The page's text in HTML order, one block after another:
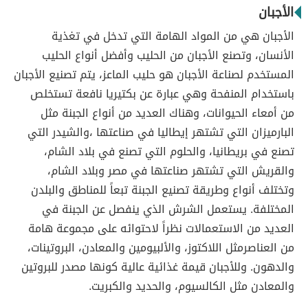
الأجبان
الأجبان هي من المواد الهامة التي تدخل في تغذية
الأنسان، وتصنع الأجبان من الحليب وأفضل أنواع الحليب
المستخدم لصناعة الأجبان هو حليب الماعز، يتم تصنيع الأجبان
باستخدام المنفحة وهي عبارة عن بكتيريا نافعة تستخلص
من أمعاء الحيوانات، وهناك العديد من أنواع الجبنة مثل
البارميزان التي تشتهر إيطاليا في صناعتها ،والشيدر التي
تصنع في بريطانيا، والحلوم التي تصنع في بلاد الشام،
والقريش التي تشتهر صناعتها في مصر وبلاد الشام،
وتختلف أنواع وطريقة تصنيع الجبنة تبعاً للمناطق والبلدن
المختلفة. يستعمل الشرش الذي ينفصل عن الجبنة في
العديد من الاستعمالات نظراً لاحتوائه على مجموعة هامة
من العناصرمثل اللاكتوز، والألبيومين والمعادن، البروتينات،
والدهون. وللأجبان قيمة غذائية عالية كونها مصدر للبروتين
والمعادن مثل الكالسيوم، والحديد والكبريت.